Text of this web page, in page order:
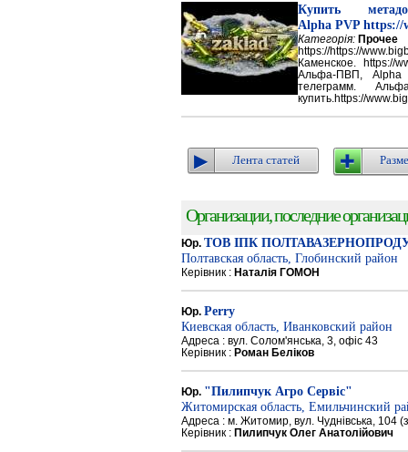
Купить
Alpha PVP https://
Категорія: Прочее
https://https://
Каменское. https://
Альфа-ПВП, Alpha
телеграмм.
купить.https://
Лента статей
Организации, последние
Юр. ТОВ ІПК
Полтавская область, Глобинский район
Керівник : Наталія ГОМОН
Юр. Perry
Киевская область, Иванковский район
Адреса : вул. Солом'янська, 3, офіс 43
Керівник : Роман Беліков
Юр. "Пилипчук Агро Сервіс"
Житомирская область, Емильчинский
Адреса : м. Житомир, вул. Чуднівська, 104
Керівник : Пилипчук Олег Анатолійович